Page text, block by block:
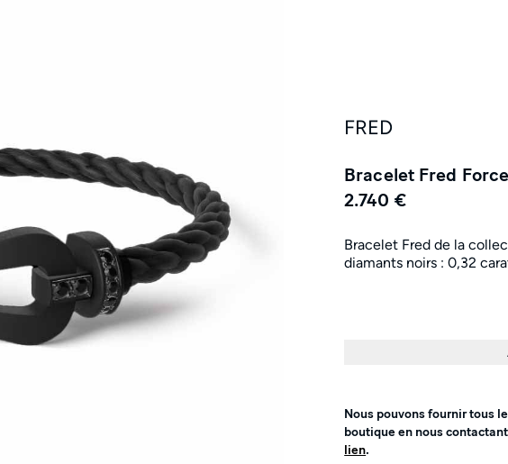
FRED
Bracelet Fred
2.740 €
Bracelet Fred de la
diamants noirs : 0,32
Nous pouvons fournir tous
boutique en nous
lien.